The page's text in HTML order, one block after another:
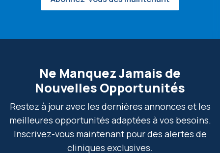
Ne Manquez Jamais de
Nouvelles Opportunités
Restez à jour avec les dernières annonces et les
meilleures opportunités adaptées à vos besoins.
Inscrivez-vous maintenant pour des alertes de
cliniques exclusives.